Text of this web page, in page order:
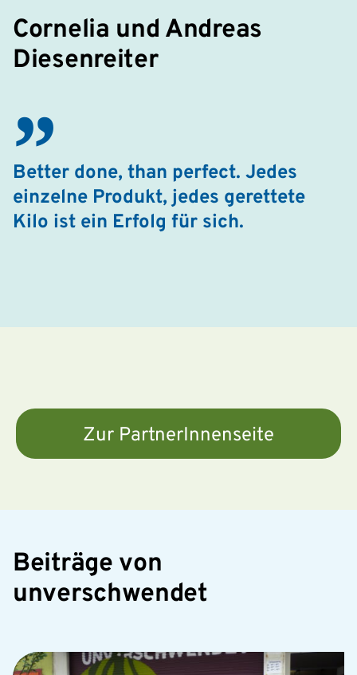
Cornelia und Andreas
Diesenreiter
Better done, than perfect. Jedes
einzelne Produkt, jedes gerettete
Kilo ist ein Erfolg für sich.
Zur PartnerInnenseite
Beiträge von
unverschwendet